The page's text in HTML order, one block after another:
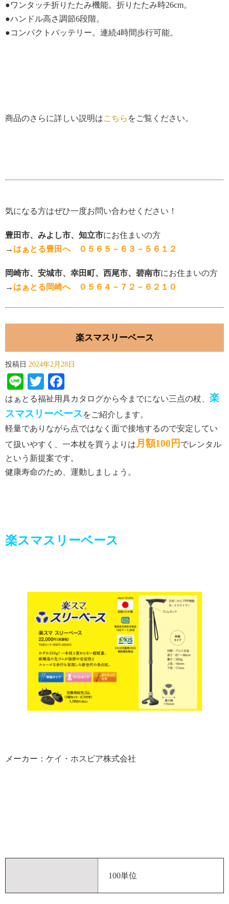
●ワンタッチ折りたたみ機能。折りたたみ時26cm。
●ハンドル高さ調節6段階。
●コンパクトバッテリー。連続4時間歩行可能。
商品のさらに詳しい説明はこちら をご覧ください。
気になる方はぜひ一度お問い合わせください！
豊田市、みよし市、知立市にお住まいの方
→ はぁとる豊田へ ０５６５－６３－５６１２
岡崎市、安城市、幸田町、西尾市、碧南市にお住まいの方
→ はぁとる岡崎へ ０５６４－７２－６２１０
楽スマスリーベース
投稿日 2024年2月28日
LineTwitter
はぁとる福祉用具カタログから今までにない三点の杖、 楽
スマスリーベース をご紹介します。
軽量でありながら点ではなく面で接地するので安定してい
て扱いやすく、一本杖を買うよりは 月額100円 でレンタル
という新提案です。
健康寿命のため、運動しましょう。
楽スマスリーベース
メーカー：ケイ・ホスピア株式会社
100単位